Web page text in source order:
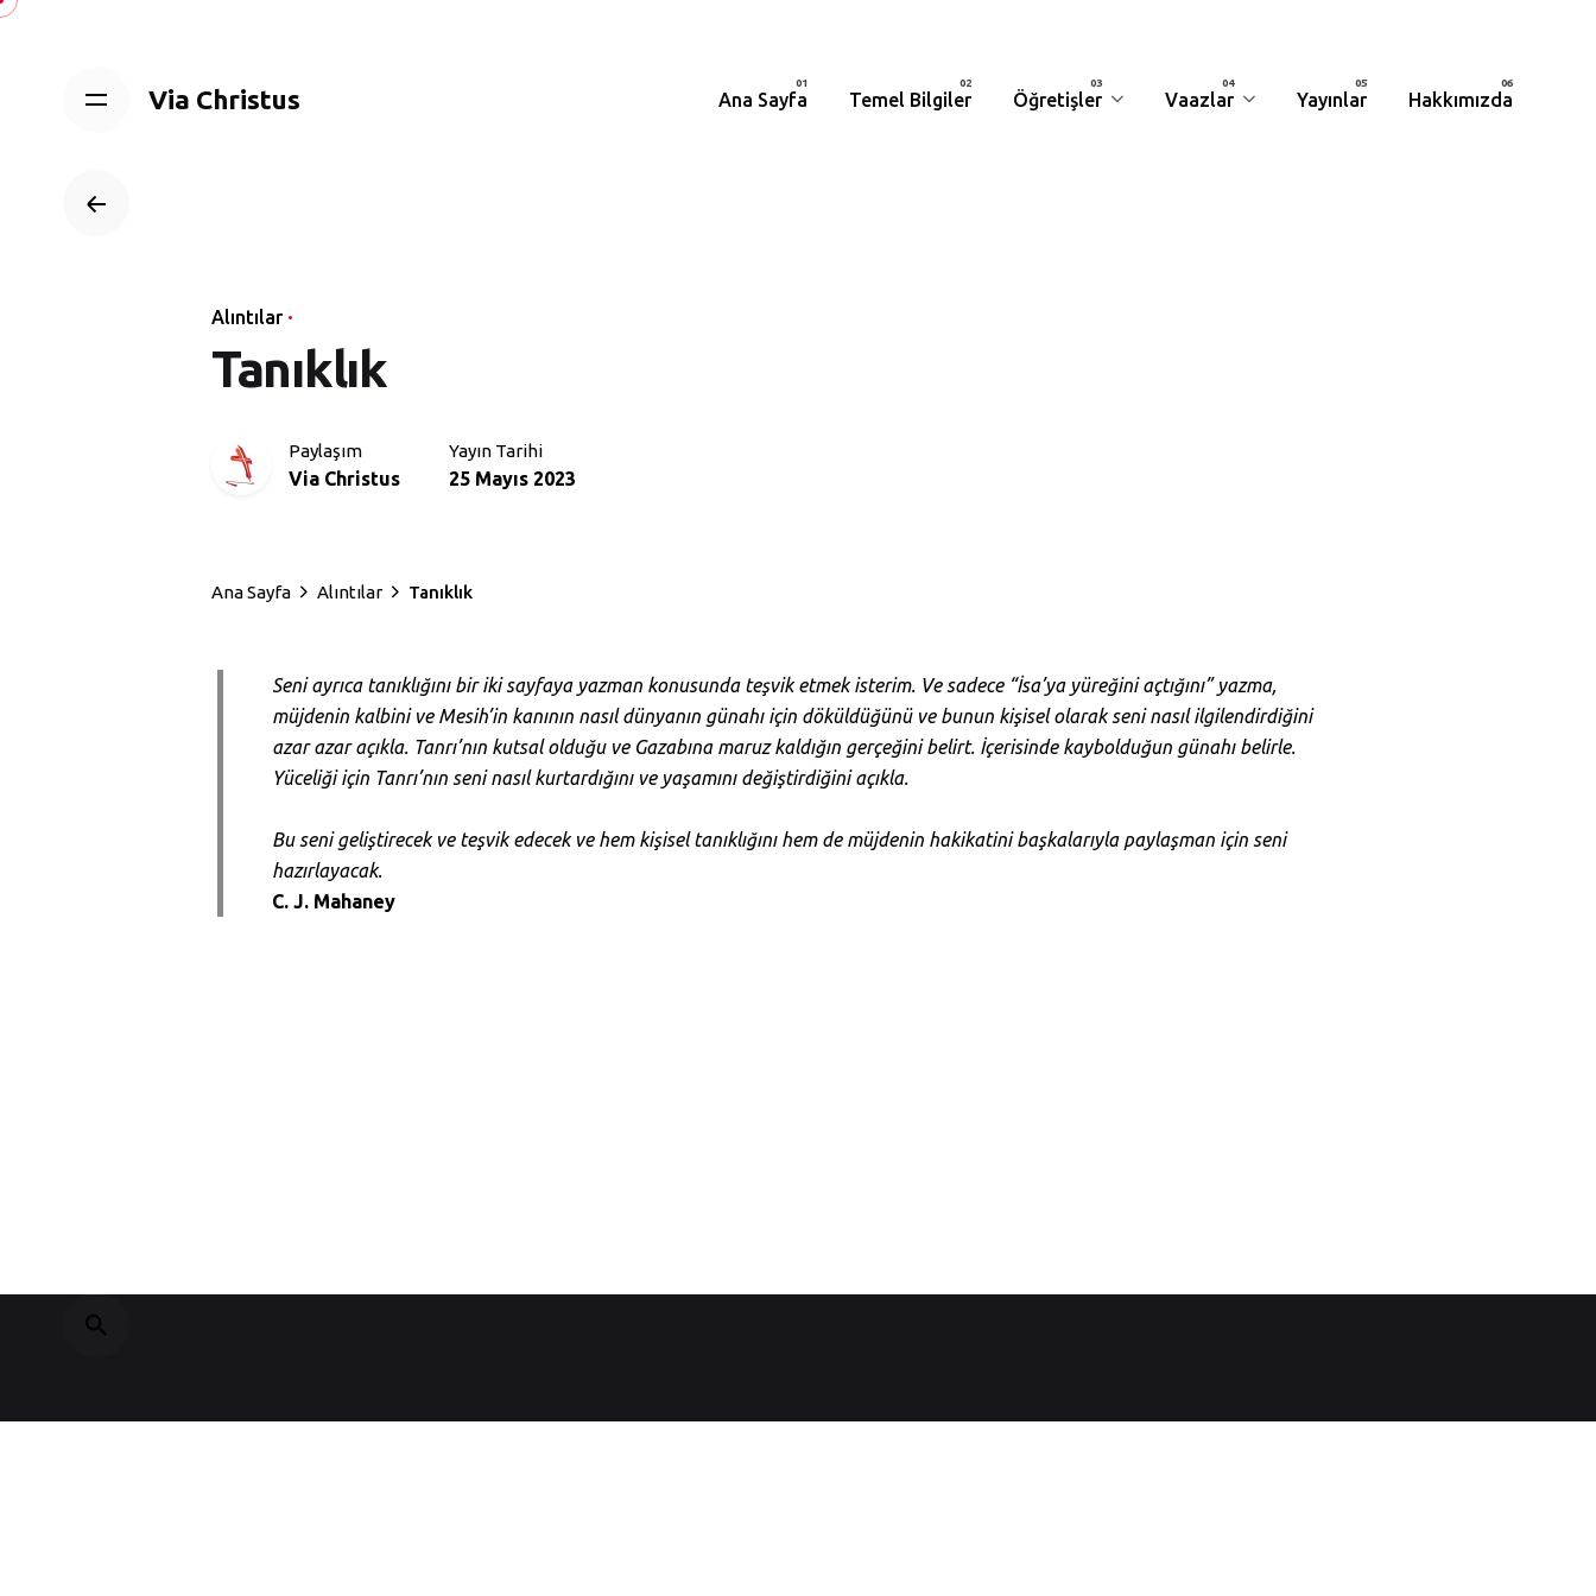
Skip
Via Christus Ana Sayfa Temel Bilgiler Öğretişler Vaazlar Yayınlar Hakkımızda
Alıntılar
Tanıklık
Paylaşım
Via Christus
Yayın Tarihi
25 Mayıs 2023
Ana Sayfa Alıntılar Tanıklık
Seni ayrıca tanıklığını bir iki sayfaya yazman konusunda teşvik etmek isterim. Ve sadece “İsa’ya yüreğini açtığını” yazma,
müjdenin kalbini ve Mesih’in kanının nasıl dünyanın günahı için döküldüğünü ve bunun kişisel olarak seni nasıl ilgilendirdiğini
azar azar açıkla. Tanrı’nın kutsal olduğu ve Gazabına maruz kaldığın gerçeğini belirt. İçerisinde kaybolduğun günahı belirle.
Yüceliği için Tanrı’nın seni nasıl kurtardığını ve yaşamını değiştirdiğini açıkla.
Bu seni geliştirecek ve teşvik edecek ve hem kişisel tanıklığını hem de müjdenin hakikatini başkalarıyla paylaşman için seni
hazırlayacak.
C. J. Mahaney